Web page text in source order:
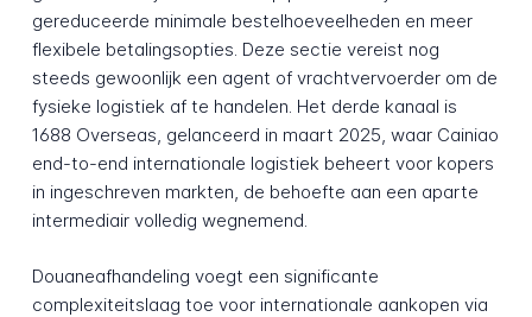
gereduceerde minimale bestelhoeveelheden en meer
flexibele betalingsopties. Deze sectie vereist nog
steeds gewoonlijk een agent of vrachtvervoerder om de
fysieke logistiek af te handelen. Het derde kanaal is
1688 Overseas, gelanceerd in maart 2025, waar Cainiao
end-to-end internationale logistiek beheert voor kopers
in ingeschreven markten, de behoefte aan een aparte
intermediair volledig wegnemend.
Douaneafhandeling voegt een significante
complexiteitslaag toe voor internationale aankopen via